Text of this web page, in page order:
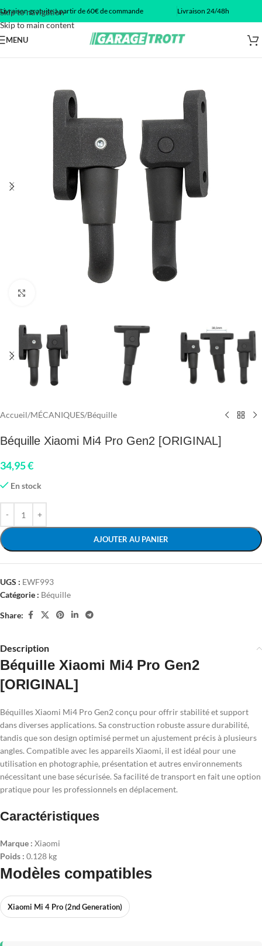
Skip to navigation
Skip to main content
Livraison gratuite à partir de 60€ de commande Livraison 24/48h
MENU
Accueil/MÉCANIQUES/Béquille
Béquille Xiaomi Mi4 Pro Gen2 [ORIGINAL]
34,95€
En stock
AJOUTER AU PANIER
UGS : EWF993
Catégorie : Béquille
Share:
Description
Béquille Xiaomi Mi4 Pro Gen2
[ORIGINAL]
Béquilles Xiaomi Mi4 Pro Gen2 conçu pour offrir stabilité et support
dans diverses applications. Sa construction robuste assure durabilité,
tandis que son design optimisé permet un ajustement précis à plusieurs
angles. Compatible avec les appareils Xiaomi, il est idéal pour une
utilisation en photographie, présentation et autres environnements
nécessitant une base sécurisée. Sa facilité de transport en fait une option
pratique pour les professionnels en déplacement.
Caractéristiques
Marque : Xiaomi
Poids : 0.128 kg
Modèles compatibles
Xiaomi Mi 4 Pro (2nd Generation)